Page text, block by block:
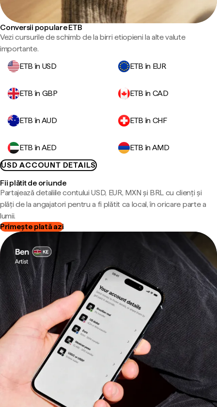
Conversii populare ETB
Vezi cursurile de schimb de la birri etiopieni la alte valute
importante.
ETB în USD
ETB în EUR
ETB în GBP ETB în CAD
ETB în AUD ETB în CHF
ETB în AED
ETB în AMD
USD ACCOUNT DETAILS
Fii plătit de oriunde
Partajează detaliile contului USD, EUR, MXN și BRL cu clienți și
plăți de la angajatori pentru a fi plătit ca local, în oricare parte a
lumii.
Primește plată azi